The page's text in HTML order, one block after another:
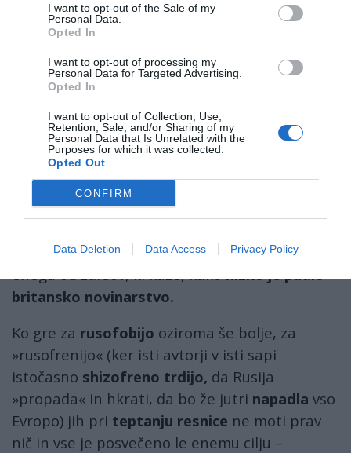
I want to opt-out of the Sale of my
Personal Data.
Opted In
I want to opt-out of processing my
Personal Data for Targeted Advertising.
Opted In
I want to opt-out of Collection, Use,
Retention, Sale, and/or Sharing of my
Personal Data that Is Unrelated with the
Purposes for which it was collected.
Opted Out
CONFIRM
Data Deletion Data Access Privacy Policy
Sovjetske zveze.
radijski oddaji podala predlog – in Telegraph
ga je spremenil v naslov o tem, kako
režim zasužnjuje otroke, s Putinovim obrazom
v ospredju.
To je prava podoba časnika, ki se ima za
perjanico novinarstva
kraljestvu...
Glede na častitljivo tradicijo časopisa gre za še
enega od zdrsov, ki kaže, kakonizko je padlo
britansko novinarstvo.
Ko gre za rusofobijo oziroma še bolje, za
»rusofrenijo« (ker isti avtorji v isti sapi
istočasno shizofreno trdijo, da Rusija
»propada« in hkrati, da bo že jutri napadla vso
Evropo) jih pri teptanju resnice ne moti prav
nič in vse je posvečeno le enemu cilju –